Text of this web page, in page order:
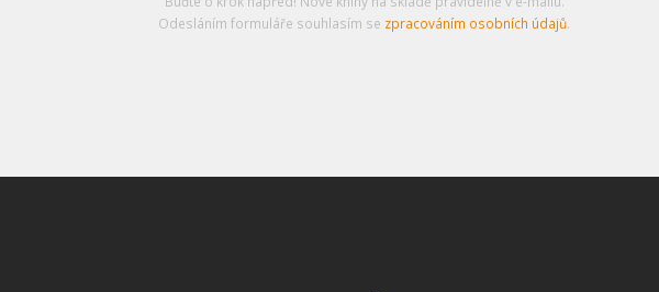
Odesláním formuláře souhlasím se zpracováním osobních údajů.